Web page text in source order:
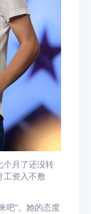
个月了还没转
工资入不敷
吧”。她的态度